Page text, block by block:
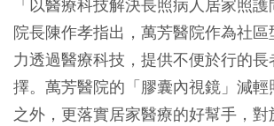
「以醫療科技解決長照病人居家照
院長陳作孝指出，萬芳醫院作為社
力透過醫療科技，提供不便於行的長
擇。萬芳醫院的「膠囊內視鏡」減
之外，更落實居家醫療的好幫手，